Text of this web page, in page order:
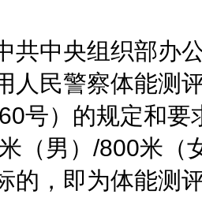
中央组织部办公
人民警察体能测
60号）的规定和
（男）/800米（
的，即为体能测